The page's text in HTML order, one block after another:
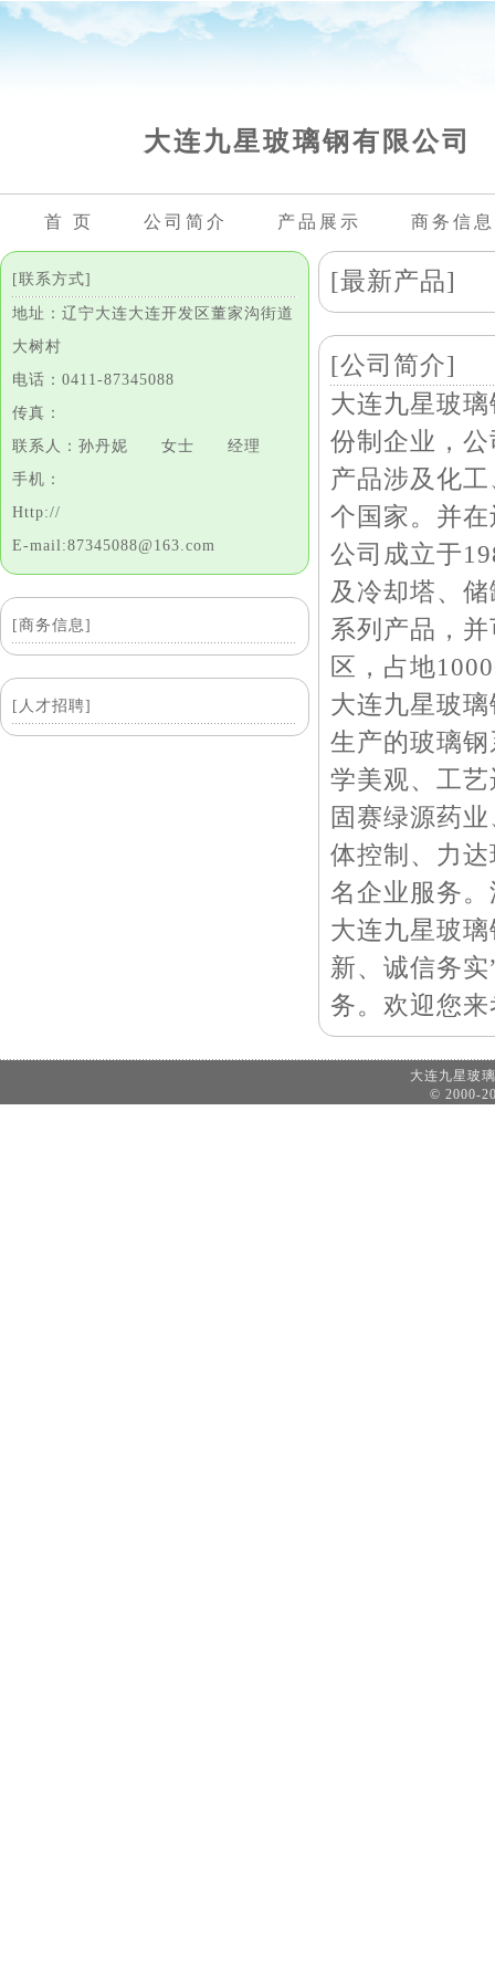
大连九星玻璃钢有限公司
首 页 公司简介 产品展示 商务信息
[联系方式]
地址：辽宁大连大连开发区董家沟街道
大树村
电话：0411-87345088
传真：
联系人：孙丹妮 女士 经理
手机：
Http://
E-mail:87345088@163.com
[商务信息]
[人才招聘]
[最新产品]
[公司简介]
大连九星玻
份制企业，
产品涉及化
个国家。并
公司成立于
及冷却塔、
系列产品，
区，占地
大连九星玻
生产的玻璃
学美观、工
固赛绿源药
体控制、力
名企业服务
大连九星玻
新、诚信务
务。欢迎您
大连九星
© 2000-